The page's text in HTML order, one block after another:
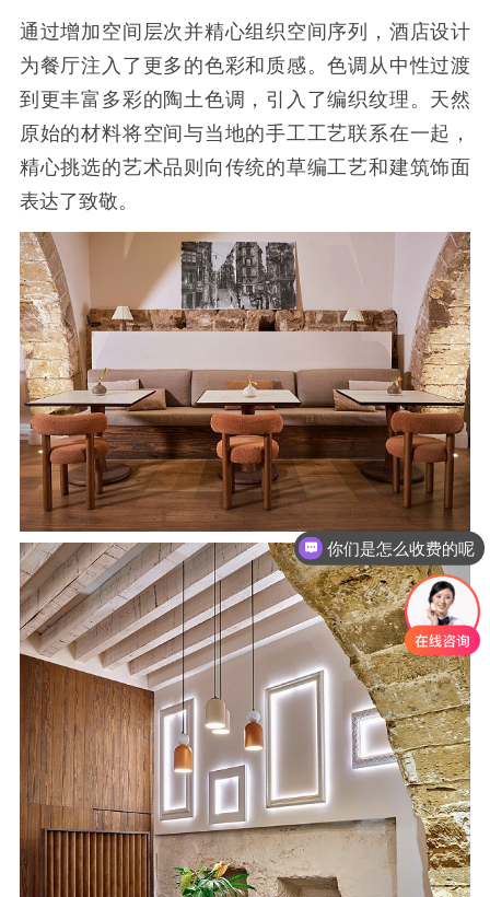
通过增加空间层次并精心组织空间序列，酒店设计
为餐厅注入了更多的色彩和质感。色调从中性过渡
到更丰富多彩的陶土色调，引入了编织纹理。天然
原始的材料将空间与当地的手工工艺联系在一起，
精心挑选的艺术品则向传统的草编工艺和建筑饰面
表达了致敬。
现在有优惠活动吗